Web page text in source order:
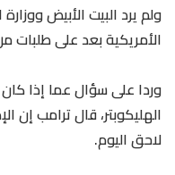
ولم يرد البيت الأبيض
الأمريكية بعد على طلبات
وردا على سؤال عما إذا
الهليكوبتر، ​قال ترامب إن
لاحق اليوم.